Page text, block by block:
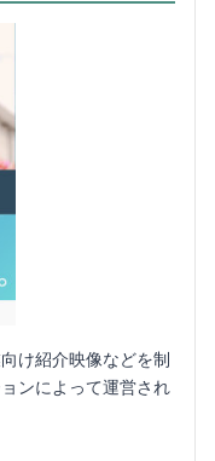
け紹介映像などを制
ンによって運営され